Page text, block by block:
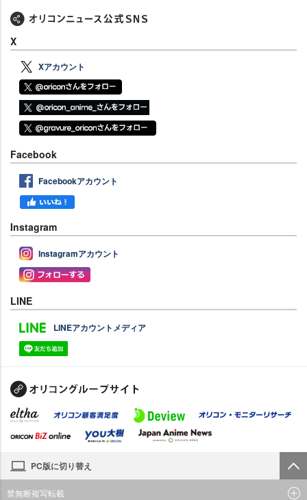
X
Xアカウント
Facebook
Facebookアカウント
Instagram
Instagramアカウント
LINE
LINEアカウントメディア
PC版に切り替え
禁無断複写転載